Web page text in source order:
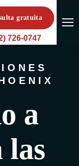
gratuita
726-0747
a
las